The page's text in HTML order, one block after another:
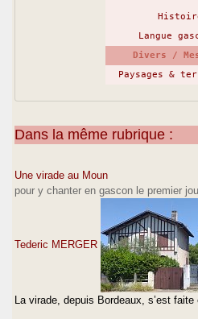
Langue
Divers /
Paysages &
Dans la même rubrique :
Une virade au Moun
pour y chanter en gascon le premier
Tederic MERGER
La virade, depuis Bordeaux, s’est